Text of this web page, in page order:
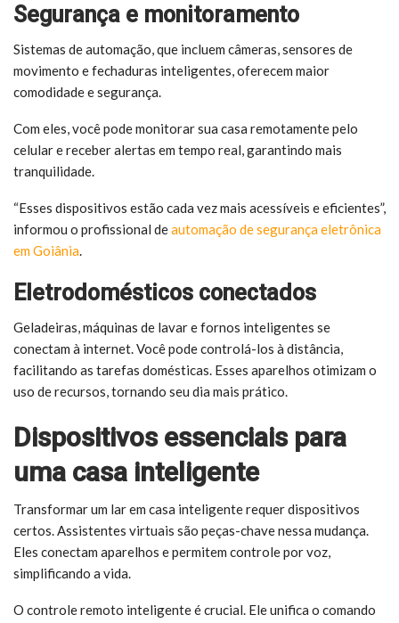
Segurança e monitoramento
Sistemas de automação, que incluem câmeras, sensores de
movimento e fechaduras inteligentes, oferecem maior
comodidade e segurança.
Com eles, você pode monitorar sua casa remotamente pelo
celular e receber alertas em tempo real, garantindo mais
tranquilidade.
“Esses dispositivos estão cada vez mais acessíveis e eficientes”,
informou o profissional deautomação de segurança eletrônica
em Goiânia.
Eletrodomésticos conectados
Geladeiras, máquinas de lavar e fornos inteligentes se
conectam à internet. Você pode controlá-los à distância,
facilitando as tarefas domésticas. Esses aparelhos otimizam o
uso de recursos, tornando seu dia mais prático.
Dispositivos essenciais para
uma casa inteligente
Transformar um lar em casa inteligente requer dispositivos
certos. Assistentes virtuais são peças-chave nessa mudança.
Eles conectam aparelhos e permitem controle por voz,
simplificando a vida.
O controle remoto inteligente é crucial. Ele unifica o comando